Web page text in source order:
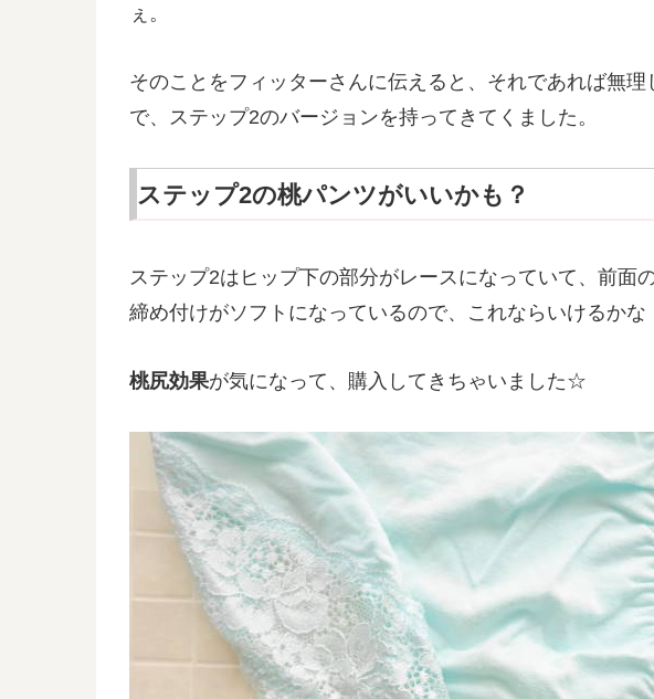
ぇ。
そのことをフィッターさんに伝えると、それであれば無理
で、ステップ2のバージョンを持ってきてくました。
ステップ2の桃パンツがいいかも？
ステップ2はヒップ下の部分がレースになっていて、前面
締め付けがソフトになっているので、これならいけるかな
桃尻効果が気になって、購入してきちゃいました☆